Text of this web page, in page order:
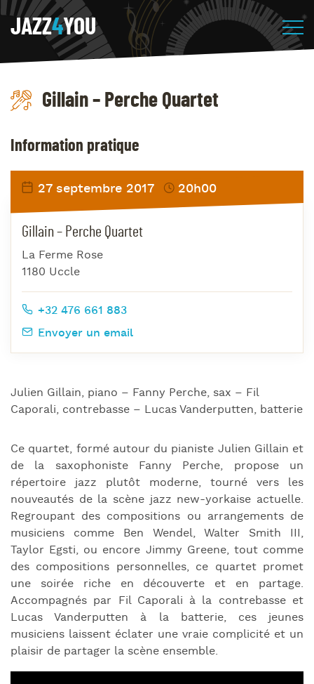
JAZZ4YOU
Gillain – Perche Quartet
Julien Gillain, piano – Fanny Perche, sax – Fil
Caporali, contrebasse – Lucas Vanderputten, batterie
Ce quartet, formé autour du pianiste Julien Gillain et
de la saxophoniste Fanny Perche, propose un
répertoire jazz plutôt moderne, tourné vers les
nouveautés de la scène jazz new-yorkaise actuelle.
Regroupant des compositions ou arrangements de
musiciens comme Ben Wendel, Walter Smith III,
Taylor Egsti, ou encore Jimmy Greene, tout comme
des compositions personnelles, ce quartet promet
une soirée riche en découverte et en partage.
Accompagnés par Fil Caporali à la contrebasse et
Lucas Vanderputten à la batterie, ces jeunes
musiciens laissent éclater une vraie complicité et un
plaisir de partager la scène ensemble.
Information pratique
27 septembre 2017 20h00
Gillain – Perche Quartet
La Ferme Rose
1180 Uccle
+32 476 661 883
Envoyer un email